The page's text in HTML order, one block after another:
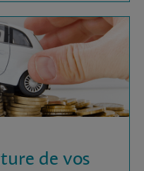
de vos